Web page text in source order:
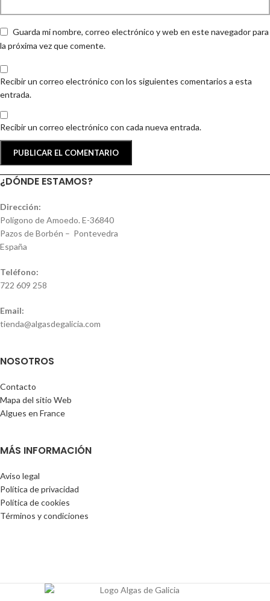
Guarda mi nombre, correo electrónico y web en este navegador para
la próxima vez que comente.
Recibir un correo electrónico con los siguientes comentarios a esta
entrada.
Recibir un correo electrónico con cada nueva entrada.
¿DÓNDE ESTAMOS?
Dirección:
Polígono de Amoedo. E-36840
Pazos de Borbén – Pontevedra
España
Teléfono:
722 609 258
Email:
tienda@algasdegalicia.com
NOSOTROS
Contacto
Mapa del sitio Web
Algues en France
MÁS INFORMACIÓN
Aviso legal
Política de privacidad
Política de cookies
Términos y condiciones